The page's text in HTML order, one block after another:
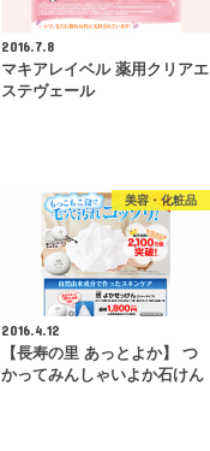
2016.7.8
マキアレイベル 薬用クリアエ
ステヴェール
美容・化粧品
2016.4.12
【長寿の里 あっとよか】 つ
かってみんしゃいよか石けん